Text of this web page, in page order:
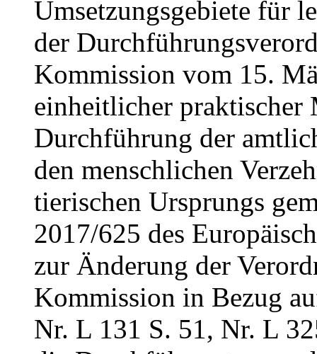
Umsetzungsgebiete für
der
Kommission vom 15.
einheitlicher praktischer
Durchführung der
den menschlichen
tierischen Ursprungs
2017/625 des
zur Änderung der
Kommission in Bezug
Nr. L 131 S. 51, Nr. L